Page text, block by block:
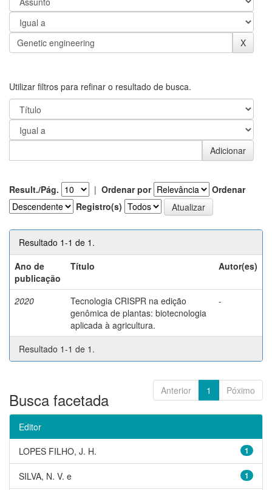
Utilizar filtros para refinar o resultado de busca.
Result./Pág. | Ordenar por
Ordenar
Registro(s)
Resultado 1-1 de 1.
Ano de
publicação
Título Autor(es)
2020
Tecnologia CRISPR na edição
genômica de plantas: biotecnologia
aplicada à agricultura.
-
Resultado 1-1 de 1.
Anterior 1 Póximo
Busca facetada
Editor
1
LOPES FILHO, J. H.
1
SILVA, N. V. e